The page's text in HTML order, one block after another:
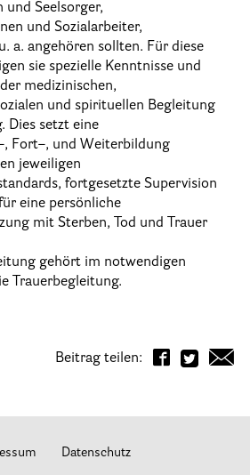
und Seelsorger,
und Sozialarbeiter,
a. angehören sollten. Für diese
sie spezielle Kenntnisse und
medizinischen,
und spirituellen Begleitung
Dies setzt eine
, Fort–, und Weiterbildung
jeweiligen
fortgesetzte Supervision
eine persönliche
mit Sterben, Tod und Trauer
gehört im notwendigen
Trauerbegleitung.
Beitrag teilen:
Datenschutz